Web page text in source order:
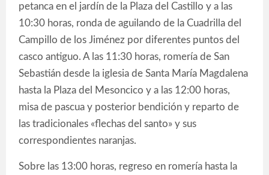
petanca en el jardín de la Plaza del Castillo y a las
10:30 horas, ronda de aguilando de la Cuadrilla del
Campillo de los Jiménez por diferentes puntos del
casco antiguo. A las 11:30 horas, romería de San
Sebastián desde la iglesia de Santa María Magdalena
hasta la Plaza del Mesoncico y a las 12:00 horas,
misa de pascua y posterior bendición y reparto de
las tradicionales «flechas del santo» y sus
correspondientes naranjas.
Sobre las 13:00 horas, regreso en romería hasta la